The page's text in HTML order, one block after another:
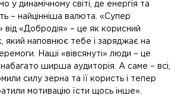
у динамічному світі, де енергія та
– найцінніша валюта. «Супер
від «Добродія» – це як корисний
який наповнює тебе і заряджає на
Наші «вівсянуті» люди – це
набагато ширша аудиторія. А саме – всі,
силу зерна та її користь і тепер
мотивацію їсти щось інше».